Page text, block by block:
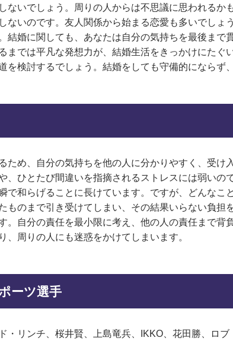
ないでしょう。周りの人からは不思議に思われるか
ないのです。友人関係から始まる恋愛も多いでしょ
婚に関しても、あなたは自分の気持ちを最後まで
までは平凡な発想力が、結婚生活をきっかけにたぐ
検討するでしょう。結婚をしても守備的にならず
ため、自分の気持ちを他の人に分かりやすく、受け
、ひとたび間違いを指摘されるストレスには弱いの
和らげることに長けています。ですが、どんなこ
のまで引き受けてしまい、その結果いらない負担
。自分の責任を最小限に考え、他の人の責任まで背
周りの人にも迷惑をかけてしまいます。
ーツ選手
・リンチ、桜井賢、上島竜兵、IKKO、花田勝、ロブ